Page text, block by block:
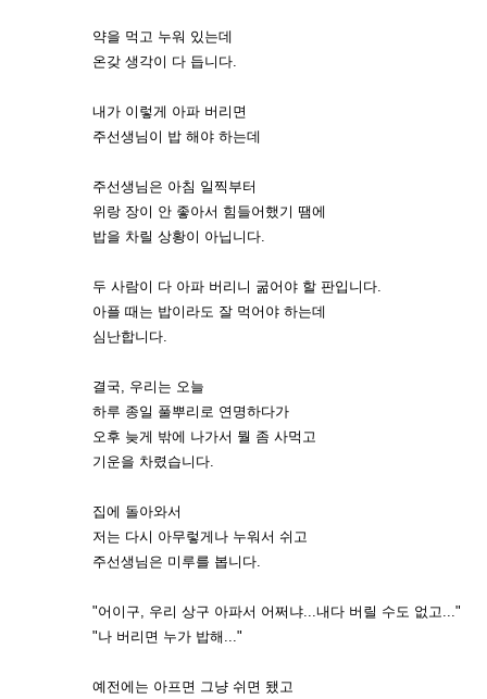
약을 먹고 누워 있는데
온갖 생각이 다 듭니다.
내가 이렇게 아파 버리면
주선생님이 밥 해야 하는데
주선생님은 아침 일찍부터
위랑 장이 안 좋아서 힘들어했기 땜에
밥을 차릴 상황이 아닙니다.
두 사람이 다 아파 버리니 굶어야 할 판입니다.
아플 때는 밥이라도 잘 먹어야 하는데
심난합니다.
결국, 우리는 오늘
하루 종일 풀뿌리로 연명하다가
오후 늦게 밖에 나가서 뭘 좀 사먹고
기운을 차렸습니다.
집에 돌아와서
저는 다시 아무렇게나 누워서 쉬고
주선생님은 미루를 봅니다.
"어이구, 우리 상구 아파서 어쩌냐...내다 버릴 수도 없고..."
"나 버리면 누가 밥해..."
예전에는 아프면 그냥 쉬면 됐고